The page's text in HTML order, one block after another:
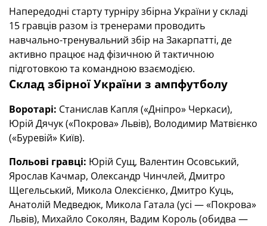
Напередодні старту турніру збірна України у складі
15 гравців разом із тренерами проводить
навчально-тренувальний збір на Закарпатті, де
активно працює над фізичною й тактичною
підготовкою та командною взаємодією.
Склад збірної України з ампфутболу
Воротарі: Станислав Капля («Дніпро» Черкаси),
Юрій Дячук («Покрова» Львів), Володимир Матвієнко
(«Буревій» Київ).
Польові гравці: Юрій Сущ, Валентин Осовський,
Ярослав Качмар, Олександр Чинчлей, Дмитро
Щегельський, Микола Олексієнко, Дмитро Куць,
Анатолій Медведюк, Микола Гатала (усі — «Покрова»
Львів), Михайло Соколян, Вадим Король (обидва —